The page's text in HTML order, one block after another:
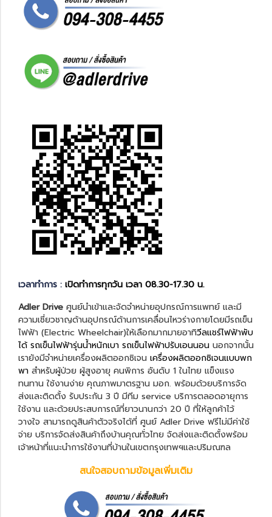
เวลาทำการ : เปิดทำการทุกวัน เวลา 08.30-17.30 น.
Adler Drive ศูนย์นำเข้าและจัดจำหน่ายอุปกรณ์การแพทย์ และมี
ความเชี่ยวชาญด้านอุปกรณ์ด้านการเคลื่อนไหวร่างกายโดยมีรถเข็น
ไฟฟ้า (Electric Wheelchair)ให้เลือกมากมายอาทิวีลแชร์ไฟฟ้าพับ
ได้ รถเข็นไฟฟ้ารุ่นน้ำหนักเบา รถเข็นไฟฟ้าปรับเอนนอน นอกจากนั้น
เรายังมีจำหน่ายเครื่องผลิตออกซิเจน เครื่องผลิตออกซิเจนแบบพก
พา สำหรับผู้ป่วย ผู้สูงอายุ คนพิการ อันดับ 1 ในไทย แข็งแรง
ทนทาน ใช้งานง่าย คุณภาพมาตรฐาน มอก. พร้อมด้วยบริการจัด
ส่งและติดตั้ง รับประกัน 3 ปี มีทีม service บริการตลอดอายุการ
ใช้งาน และด้วยประสบการณ์ที่ยาวนานกว่า 20 ปี ที่ให้ลูกค้าไว้
วางใจ สามารถดูสินค้าตัวจริงได้ที่ ศูนย์ Adler Drive ฟรีไม่มีค่าใช้
จ่าย บริการจัดส่งสินค้าถึงบ้านคุณทั่วไทย จัดส่งและติดตั้งพร้อม
เจ้าหน้าที่แนะนำการใช้งานที่บ้านในเขตกรุงเทพฯและปริมณฑล
สนใจสอบถามข้อมูลเพิ่มเติม